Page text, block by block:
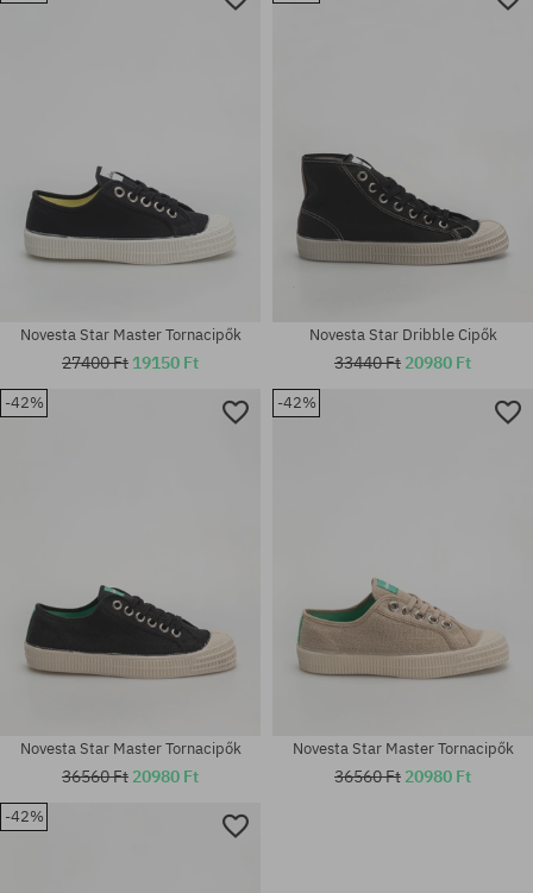
Novesta Star Master Tornacipők
27400 Ft 19150 Ft
Novesta Star Dribble Cipők
33440 Ft 20980 Ft
-42%
Novesta Star Master Tornacipők
36560 Ft 20980 Ft
-42%
Novesta Star Master Tornacipők
36560 Ft 20980 Ft
-42%